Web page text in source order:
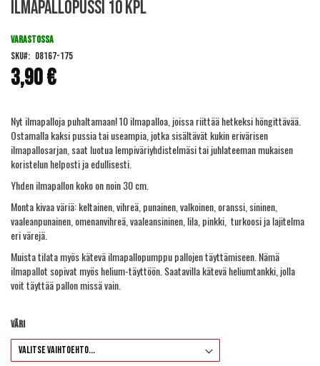
beginning
the
images
gallery
Ilmapallopussi 10 kpl
3,90 €
VARASTOSSA
SKU
08167-175
Nyt ilmapalloja puhaltamaan! 10 ilmapalloa, joissa riittää hetkeksi höngittävää.
Ostamalla kaksi pussia tai useampia, jotka sisältävät kukin erivärisen
ilmapallosarjan, saat luotua lempiväriyhdistelmäsi tai juhlateeman mukaisen
koristelun helposti ja edullisesti.
Yhden ilmapallon koko on noin 30 cm.
Monta kivaa väriä: keltainen, vihreä, punainen, valkoinen, oranssi, sininen,
vaaleanpunainen, omenanvihreä, vaaleansininen, lila, pinkki, turkoosi ja lajitelma
eri värejä.
Muista tilata myös käteväilmapallopumppupallojen täyttämiseen. Nämä
ilmapallot sopivat myös helium-täyttöön. Saatavilla käteväheliumtankki , jolla
voit täyttää pallon missä vain.
Väri